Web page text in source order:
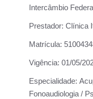
Intercâmbio
Prestador: Clínica
Matrícula:
Vigência: 01/05/
Especialidade:
Fonoaudiologia /